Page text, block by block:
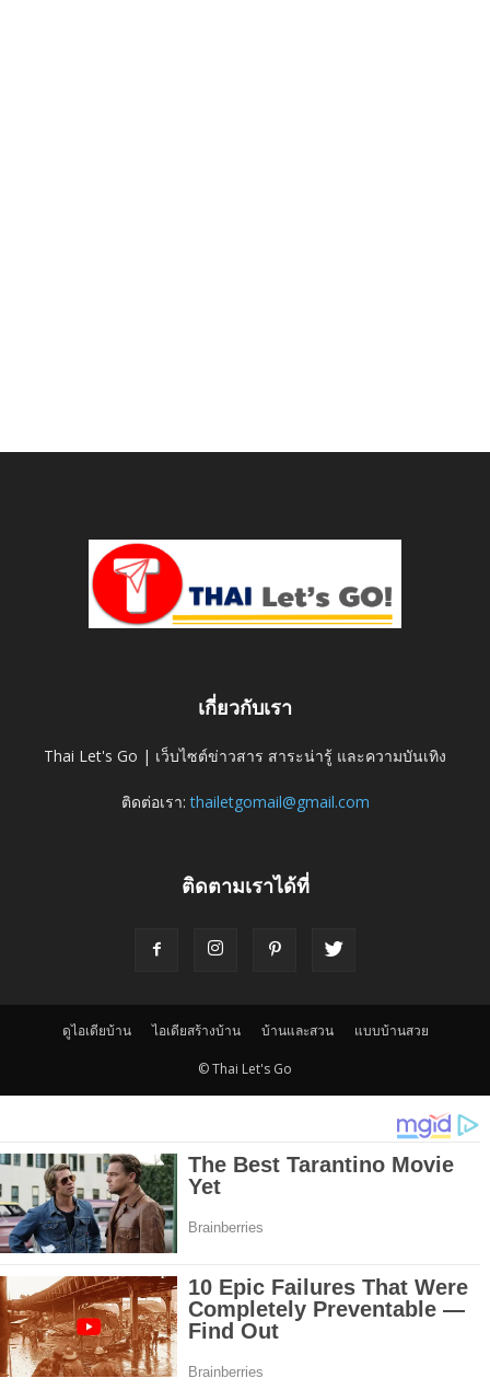
เกี่ยวกับเรา
Thai Let's Go | เว็บไซต์ข่าวสาร สาระน่ารู้ และความบันเทิง
ติดต่อเรา:thailetgomail@gmail.com
ติดตามเราได้ที่
ดูไอเดียบ้าน ไอเดียสร้างบ้าน บ้านและสวน แบบบ้านสวย
© Thai Let's Go